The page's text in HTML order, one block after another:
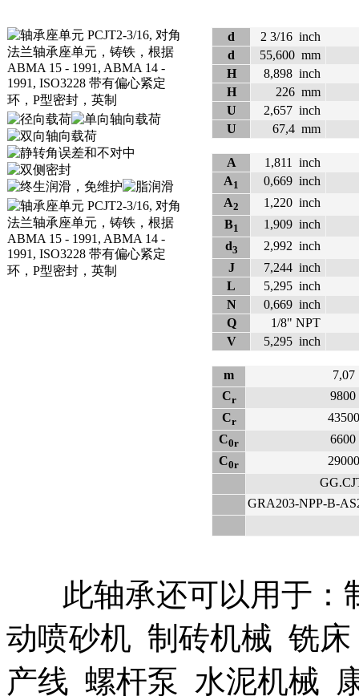
d 2 3/16 inch
d
55,600 mm
H
8,898 inch
H
226 mm
U
2,657 inch
U
67,4 mm
A 1,811
inch
A1 0,669 inch
A2 1,220 inch
B1 1,909 inch
d3 2,992 inch
J
7,244 inch
L
5,295 inch
N
0,669 inch
Q
1/8" NPT
V
5,295 inch
m 7,07
Cr 9800
Cr
43500
C0r 6600
C0r
29000
GRA203-NPP-B-
此轴承还可以用于：
动喷砂机 制砖机械 铣
产线 螺杆泵 水泥机械